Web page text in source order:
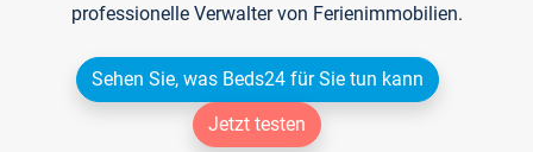
professionelle Verwalter von Ferienimmobilien.
Sehen Sie, was Beds24 für Sie tun kann
Jetzt testen